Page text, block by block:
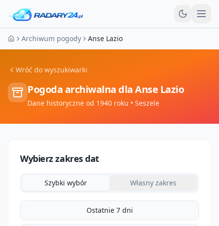
Strona główna
Archiwum pogody Anse Lazio
Wróć do wyszukiwarki
Pogoda archiwalna dlaAnse Lazio
Dane historyczne od 1940 roku • Seszele
Wybierz zakres dat
Szybki wybór Własny zakres
Ostatnie 7 dni